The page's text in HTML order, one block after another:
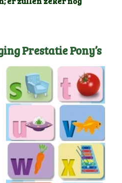
Prestatie Pony’s